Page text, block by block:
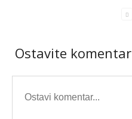
Ostavite komentar